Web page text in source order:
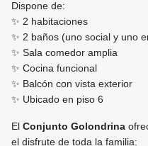
Dispone de:
✨ 2 habitaciones
✨ 2 baños (uno social y uno
✨ Sala comedor amplia
✨ Cocina funcional
✨ Balcón con vista exterior
✨ Ubicado en piso 6
El Conjunto Golondrina
el disfrute de toda la familia: